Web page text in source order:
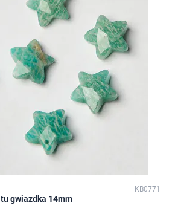
KB0771
gwiazdka 14mm